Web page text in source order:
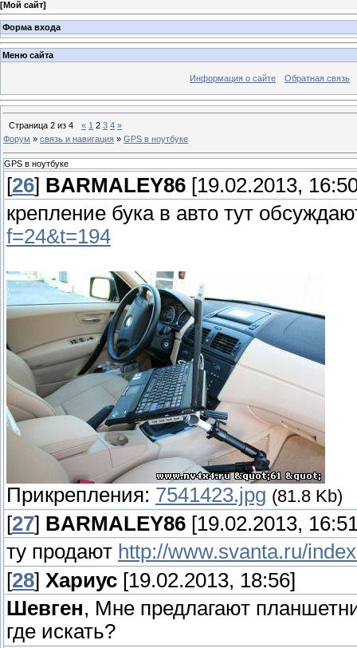
[Мой сайт]
Форма входа
Меню сайта
Информация о сайте Обратная связь
Страница 2 из 4 « 1 2 3 4 »
Форум » связь и навигация » GPS в ноутбуке
GPS в ноутбуке
[26] BARMALEY86 [19.02.2013,
крепление бука в авто тут
f=24&t=194
Прикрепления: 7541423.jpg (81.8 Kb)
[27] BARMALEY86 [19.02.2013,
ту продают http://www.svanta.ru/
[28] Хариус [19.02.2013, 18:56]
Шевген, Мне предлагают
где искать?